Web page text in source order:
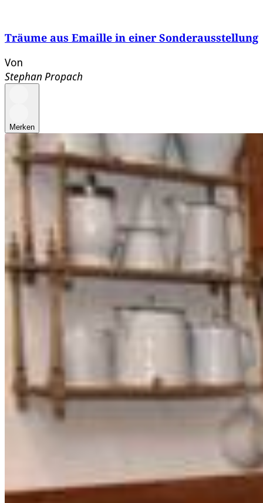
Träume aus Emaille in einer Sonderausstellung
Von
Stephan Propach
Merken